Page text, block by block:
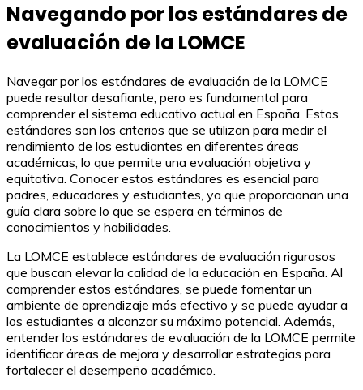
Navegando por los estándares de
evaluación de la LOMCE
Navegar por los estándares de evaluación de la LOMCE
puede resultar desafiante, pero es fundamental para
comprender el sistema educativo actual en España. Estos
estándares son los criterios que se utilizan para medir el
rendimiento de los estudiantes en diferentes áreas
académicas, lo que permite una evaluación objetiva y
equitativa. Conocer estos estándares es esencial para
padres, educadores y estudiantes, ya que proporcionan una
guía clara sobre lo que se espera en términos de
conocimientos y habilidades.
La LOMCE establece estándares de evaluación rigurosos
que buscan elevar la calidad de la educación en España. Al
comprender estos estándares, se puede fomentar un
ambiente de aprendizaje más efectivo y se puede ayudar a
los estudiantes a alcanzar su máximo potencial. Además,
entender los estándares de evaluación de la LOMCE permite
identificar áreas de mejora y desarrollar estrategias para
fortalecer el desempeño académico.